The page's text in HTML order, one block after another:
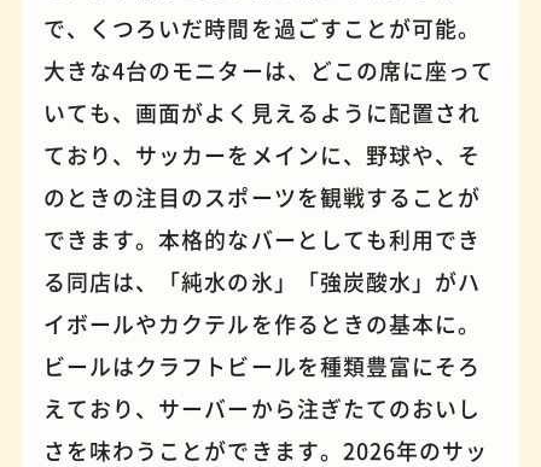
占い 蕎麦
で、くつろいだ時間を過ごすことが可能。
大きな4台のモニターは、どこの席に座って
いても、画面がよく見えるように配置され
ており、サッカーをメインに、野球や、そ
のときの注目のスポーツを観戦することが
できます。本格的なバーとしても利用でき
る同店は、「純水の氷」「強炭酸水」がハ
イボールやカクテルを作るときの基本に。
ビールはクラフトビールを種類豊富にそろ
えており、サーバーから注ぎたてのおいし
さを味わうことができます。2026年のサッ